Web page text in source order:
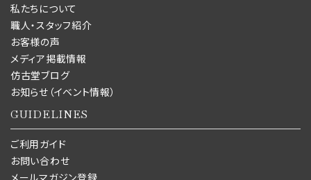
私たちについて
職人・スタッフ紹介
お客様の声
メディア掲載情報
仿古堂ブログ
お知らせ（イベント情報）
GUIDELINES
ご利用ガイド
お問い合わせ